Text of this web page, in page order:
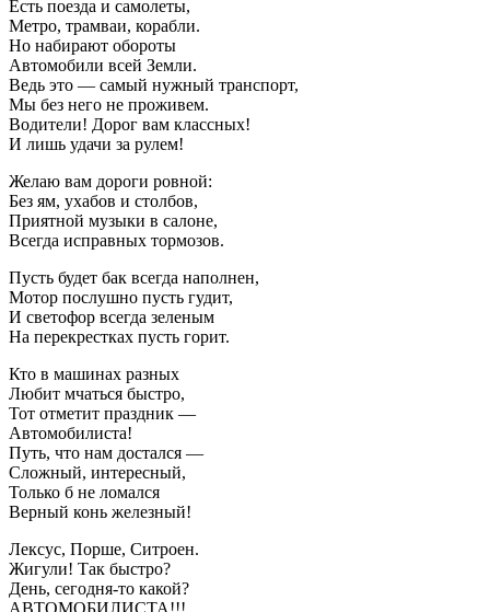
Есть поезда и самолеты,
Метро, трамваи, корабли.
Но набирают обороты
Автомобили всей Земли.
Ведь это — самый нужный транспорт,
Мы без него не проживем.
Водители! Дорог вам классных!
И лишь удачи за рулем!
Желаю вам дороги ровной:
Без ям, ухабов и столбов,
Приятной музыки в салоне,
Всегда исправных тормозов.
Пусть будет бак всегда наполнен,
Мотор послушно пусть гудит,
И светофор всегда зеленым
На перекрестках пусть горит.
Кто в машинах разных
Любит мчаться быстро,
Тот отметит праздник —
Автомобилиста!
Путь, что нам достался —
Сложный, интересный,
Только б не ломался
Верный конь железный!
Лексус, Порше, Ситроен.
Жигули! Так быстро?
День, сегодня-то какой?
АВТОМОБИЛИСТА!!!